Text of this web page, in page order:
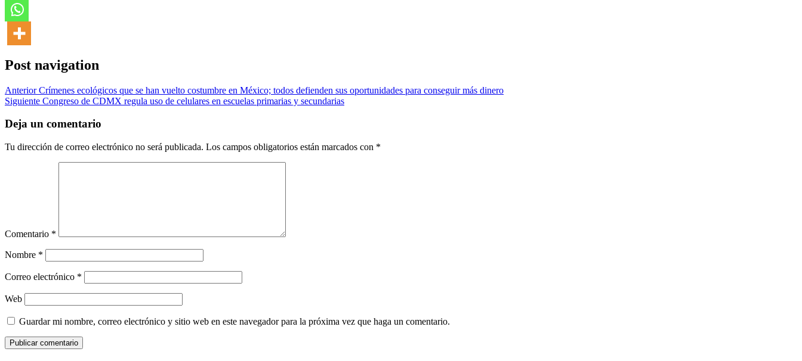
Post navigation
AnteriorCrímenes ecológicos que se han vuelto costumbre en México; todos defienden sus oportunidades para conseguir más dinero
Siguiente Congreso de CDMX regula uso de celulares en escuelas primarias y secundarias
Deja un comentario
Tu dirección de correo electrónico no será publicada. Los campos obligatorios están marcados con *
Comentario *
Nombre *
Correo electrónico *
Web
Guardar mi nombre, correo electrónico y sitio web en este navegador para la próxima vez que haga un comentario.